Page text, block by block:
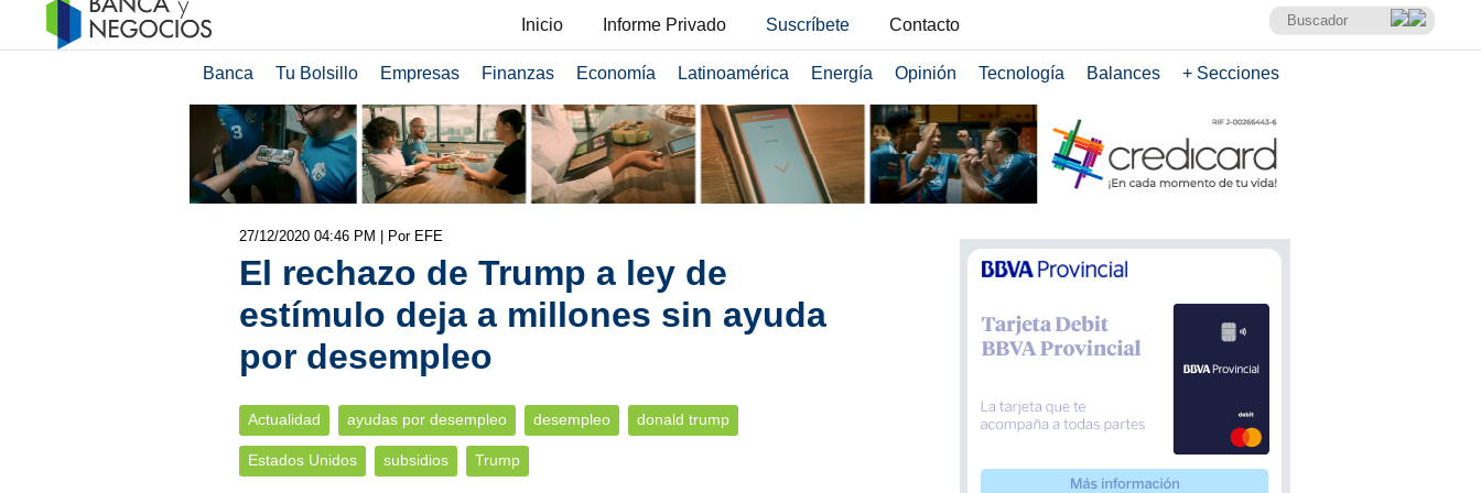
Inicio Informe Privado Suscríbete Contacto
Banca Tu Bolsillo Empresas Finanzas Economía Latinoamérica Energía Opinión Tecnología Balances + Secciones
27/12/2020 04:46 PM | Por EFE
El rechazo de Trump a ley de
estímulo deja a millones sin ayuda
por desempleo
Actualidad ayudas por desempleo desempleo donald trump
Estados Unidos subsidios Trump